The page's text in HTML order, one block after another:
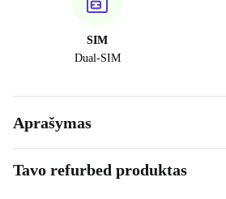
SIM
Dual-SIM
Aprašymas
Tavo refurbed produktas